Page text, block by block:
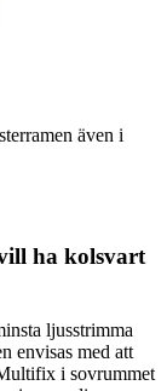
även i
ha kolsvart
ljusstrimma
envisas med att
i sovrummet